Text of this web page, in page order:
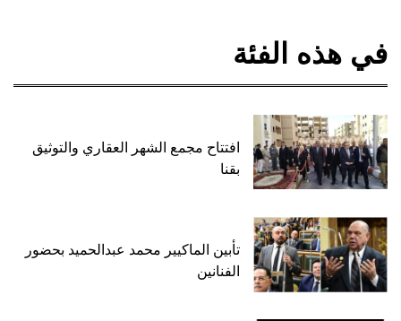
في هذه الفئة
افتتاح مجمع الشهر العقاري والتوثيق
بقنا
تأبين الماكيير محمد عبدالحميد بحضور
الفنانين